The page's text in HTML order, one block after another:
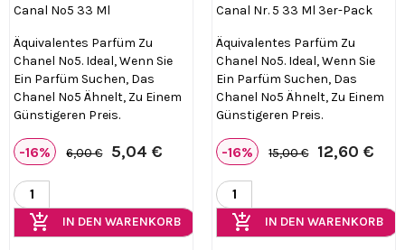
Canal Nº5 33 Ml
Äquivalentes Parfüm Zu
Chanel Nº5. Ideal, Wenn Sie
Ein Parfüm Suchen, Das
Chanel Nº5 Ähnelt, Zu Einem
Günstigeren Preis.
-16% 6,00 € 5,04 €
add_shopping_cart IN DEN WARENKORB
Canal Nr. 5 33 Ml 3er-Pack
Äquivalentes Parfüm Zu
Chanel Nº5. Ideal, Wenn Sie
Ein Parfüm Suchen, Das
Chanel Nº5 Ähnelt, Zu Einem
Günstigeren Preis.
-16% 15,00 € 12,60 €
add_shopping_cart IN DEN WARENKORB